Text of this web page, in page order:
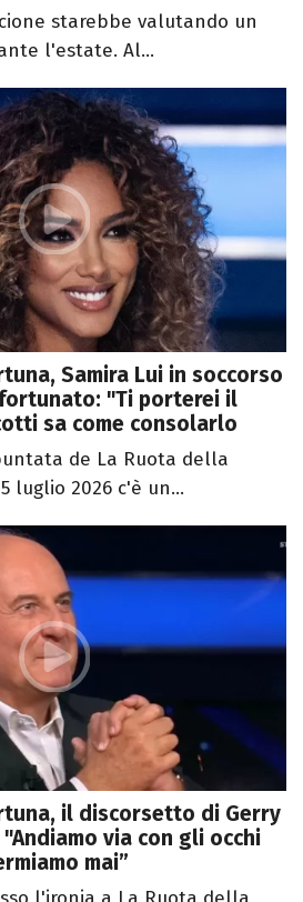
starebbe valutando un
l'estate. Al...
Samira Lui in soccorso
"Ti porterei il
sa come consolarlo
de La Ruota della
luglio 2026 c'è un...
il discorsetto di Gerry
via con gli occhi
mai”